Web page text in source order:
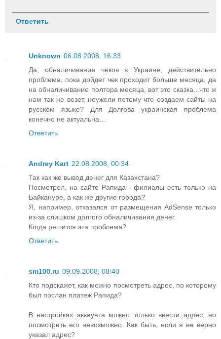
Ответить
Unknown 06.08.2008, 16:33
Да, обналичивание чеков в Украине, действительно
проблема, пока дойдет чек проходит больше месяца, да
на обналичивание полтора месяца, вот это сказка...что ж
нам так не везет, неужели потому что создаем сайты на
русском языке? Для Долгова украинская проблема
конечно не актуальна...
Ответить
Andrey Kart 22.08.2008, 00:34
Так как же вывод денег для Казахстана?
Посмотрел, на сайте Рапида - филиалы есть только на
Байкануре, а как же другие города?
Я, например, отказался от размещения AdSense только
из-за слишком долгого обналичивания денег.
Когда решится эта проблема?
Ответить
sm100.ru 09.09.2008, 08:40
Кто подскажет, как можно посмотреть адрес, по которому
был послан платеж Рапида?
В настройках аккаунта можно только ввести адрес, но
посмотреть его невозможно. Как быть, если я не верно
указал адрес?